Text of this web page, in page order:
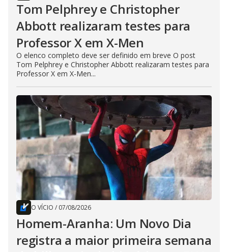
Tom Pelphrey e Christopher
Abbott realizaram testes para
Professor X em X-Men
O elenco completo deve ser definido em breve O post
Tom Pelphrey e Christopher Abbott realizaram testes para
Professor X em X-Men...
O VÍCIO / 07/08/2026
Homem-Aranha: Um Novo Dia
registra a maior primeira semana